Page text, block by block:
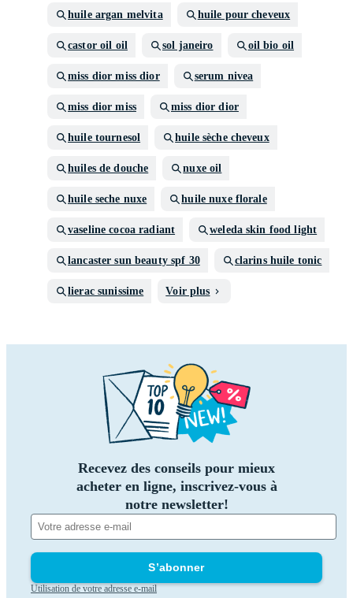
huile argan melvita huile pour cheveux
castor oil oil sol janeiro oil bio oil
miss dior miss dior serum nivea
miss dior miss miss dior dior
huile tournesol huile sèche cheveux
huiles de douche nuxe oil
huile seche nuxe huile nuxe florale
vaseline cocoa radiant weleda skin food light
lancaster sun beauty spf 30 clarins huile tonic
lierac sunissime Voir plus
Recevez des conseils pour mieux
acheter en ligne, inscrivez-vous à
notre newsletter!
S’abonner
Utilisation de votre adresse e-mail